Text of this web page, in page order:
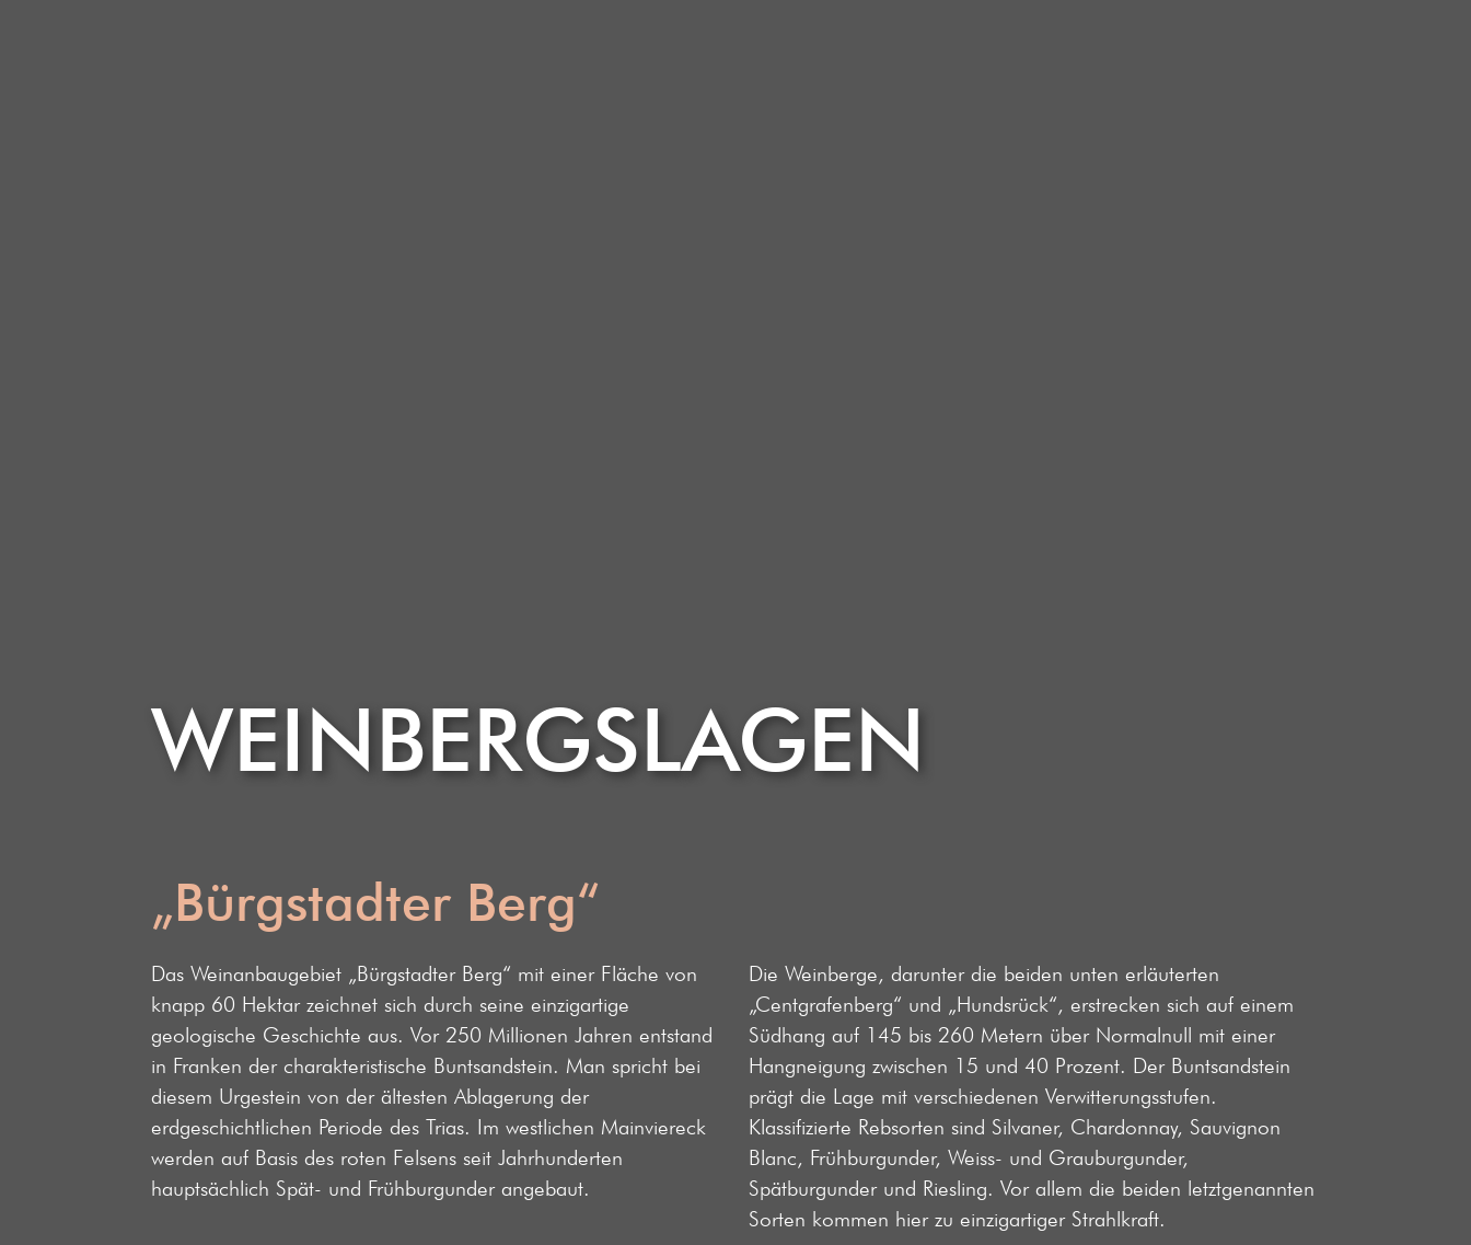
WEINBERGS­­­LAGEN
„Bürgstadter Berg“
Das Weinanbaugebiet „Bürgstadter Berg“ mit einer Fläche von
knapp 60 Hektar zeichnet sich durch seine einzigartige
geologische Geschichte aus. Vor 250 Millionen Jahren entstand
in Franken der charakteristische Buntsandstein. Man spricht bei
diesem Urgestein von der ältesten Ablagerung der
erdgeschichtlichen Periode des Trias. Im westlichen Mainviereck
werden auf Basis des roten Felsens seit Jahrhunderten
hauptsächlich Spät- und Frühburgunder angebaut.
Die Weinberge, darunter die beiden unten erläuterten
„Centgrafenberg“ und „Hundsrück“, erstrecken sich auf einem
Südhang auf 145 bis 260 Metern über Normalnull mit einer
Hangneigung zwischen 15 und 40 Prozent. Der Buntsandstein
prägt die Lage mit verschiedenen Verwitterungsstufen.
Klassifizierte Rebsorten sind Silvaner, Chardonnay, Sauvignon
Blanc, Frühburgunder, Weiss- und Grauburgunder,
Spätburgunder und Riesling. Vor allem die beiden letztgenannten
Sorten kommen hier zu einzigartiger Strahlkraft.